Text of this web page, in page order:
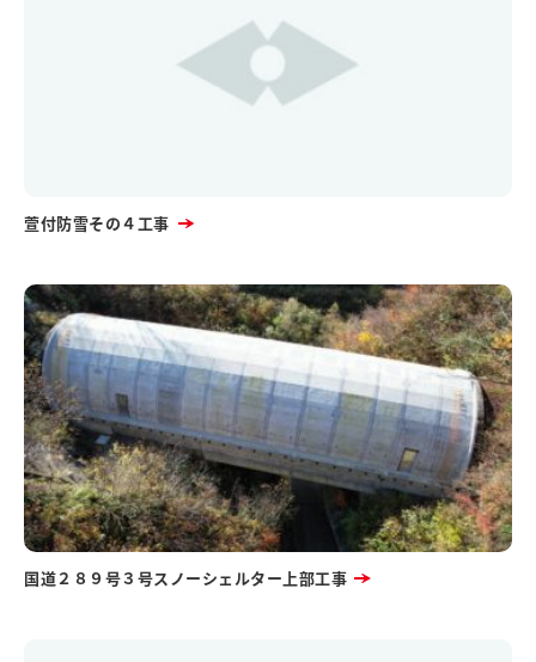
萱付防雪その４工事
国道２８９号３号スノーシェルター上部工事